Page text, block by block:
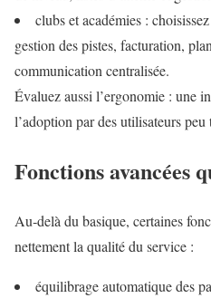
clubs et académies :
gestion des pistes, facturation,
communication centralisée.
Évaluez aussi l’ergonomie : une
l’adoption par des utilisateurs peu
Fonctions avancées
Au‑delà du basique, certaines
nettement la qualité du service :
équilibrage automatique des